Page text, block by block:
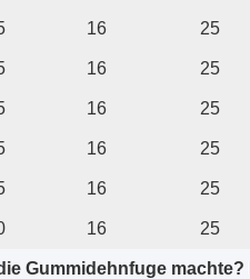
16 25
16 25
16 25
16 25
16 25
16 25
Gummidehnfuge